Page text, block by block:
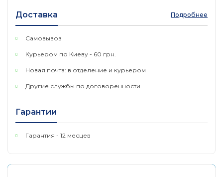
Доставка Подробнее
Самовывоз
Курьером по Киеву - 60 грн.
Новая почта: в отделение и курьером
Другие службы по договоренности
Гарантии
Гарантия - 12 месцев